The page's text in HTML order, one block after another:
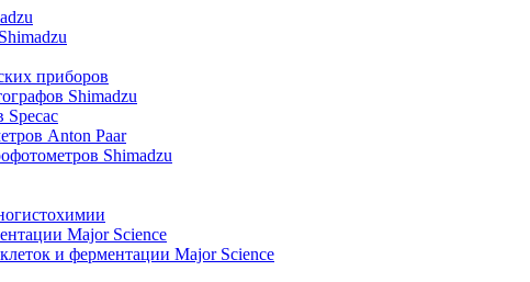
приборов
Shimadzu
Specac
Anton Paar
Shimadzu
Major Science
и ферментации Major Science